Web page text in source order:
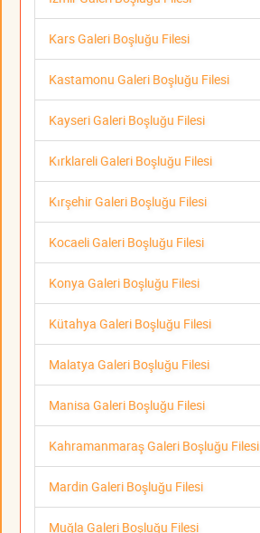
Kars Galeri Boşluğu Filesi
Kastamonu Galeri Boşluğu Filesi
Kayseri Galeri Boşluğu Filesi
Kırklareli Galeri Boşluğu Filesi
Kırşehir Galeri Boşluğu Filesi
Kocaeli Galeri Boşluğu Filesi
Konya Galeri Boşluğu Filesi
Kütahya Galeri Boşluğu Filesi
Malatya Galeri Boşluğu Filesi
Manisa Galeri Boşluğu Filesi
Kahramanmaraş Galeri Boşluğu Filesi
Mardin Galeri Boşluğu Filesi
Muğla Galeri Boşluğu Filesi